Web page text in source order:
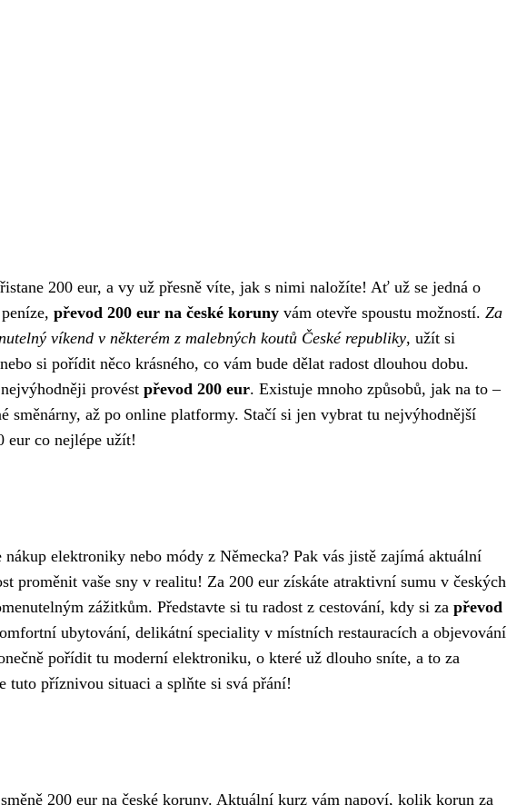
200 eur, a vy už přesně víte, jak s nimi naložíte! Ať už se jedná o
převod 200 eur na české koruny vám otevře spoustu možností. Za
víkend v některém z malebných koutů České republiky, užít si
si pořídit něco krásného, co vám bude dělat radost dlouhou dobu.
provést převod 200 eur. Existuje mnoho způsobů, jak na to –
směnárny, až po online platformy. Stačí si jen vybrat tu nejvýhodnější
eur co nejlépe užít!
elektroniky nebo módy z Německa? Pak vás jistě zajímá aktuální
proměnit vaše sny v realitu! Za 200 eur získáte atraktivní sumu v českých
zážitkům. Představte si tu radost z cestování, kdy si za převod
ubytování, delikátní speciality v místních restauracích a objevování
pořídit tu moderní elektroniku, o které už dlouho sníte, a to za
příznivou situaci a splňte si svá přání!
200 eur na české koruny. Aktuální kurz vám napoví, kolik korun za